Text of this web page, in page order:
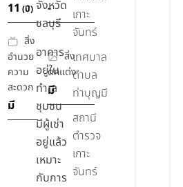
11 (ปี) -
สิ่ง
อำนวย
ความ
สะดวก
มี
สิ่ง
ตกแต่ง
มี
จังหวัด
ชลบุรี
อาคาร
อยู่ใน
ทำเล
ชุมชน
มีผู้เช่า
อยู่แล้ว
เหมาะ
กับการ
เกาะ
จันทร์
เทศบาล
ตำบล
ท่าบุญมี
สถานี
ตำรวจ
เกาะ
จันทร์